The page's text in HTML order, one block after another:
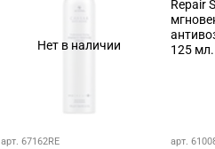
Нет в наличии
арт. 67162RE арт.